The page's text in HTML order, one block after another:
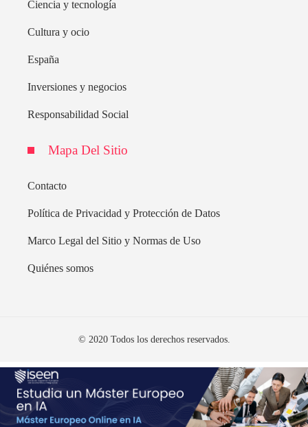
Ciencia y tecnología
Cultura y ocio
España
Inversiones y negocios
Responsabilidad Social
Mapa Del Sitio
Contacto
Política de Privacidad y Protección de Datos
Marco Legal del Sitio y Normas de Uso
Quiénes somos
© 2020 Todos los derechos reservados.